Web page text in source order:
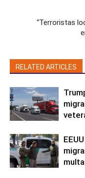
“Terroristas
RELATED ARTICLES